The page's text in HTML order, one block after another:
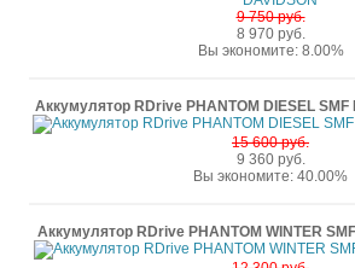
9 750 руб.
8 970 руб.
Вы экономите: 8.00%
Аккумулятор RDrive PHANTOM DIESEL
15 600 руб.
9 360 руб.
Вы экономите: 40.00%
Аккумулятор RDrive PHANTOM WINTER